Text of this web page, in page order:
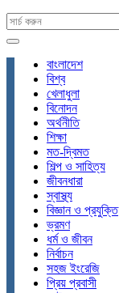
বাংলাদেশ
বিশ্ব
খেলাধুলা
বিনোদন
অর্থনীতি
শিক্ষা
মত-দ্বিমত
শিল্প ও সাহিত্য
জীবনধারা
স্বাস্থ্য
বিজ্ঞান ও প্রযুক্তি
ভ্রমণ
ধর্ম ও জীবন
নির্বাচন
সহজ ইংরেজি
প্রিয় প্রবাসী